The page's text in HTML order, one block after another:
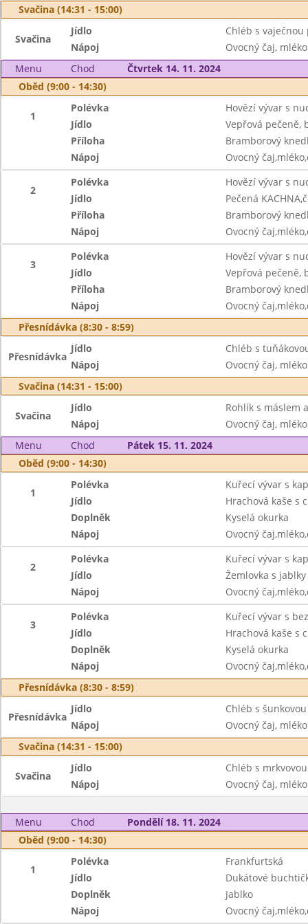
Svačina (14:31 - 15:00)
Svačina
Jídlo
Chléb s
Nápoj
Ovocný čaj, mléko
Menu
Chod
Čtvrtek 14. 11. 2024
Oběd (9:00 - 14:30)
1
Polévka
Hovězí vývar s
Jídlo
Vepřová pečeně,
Příloha
Bramborový
Nápoj
Ovocný
2
Polévka
Hovězí vývar s
Jídlo
Pečená
Příloha
Bramborový
Nápoj
Ovocný
3
Polévka
Hovězí vývar s
Jídlo
Vepřová pečeně,
Příloha
Bramborový
Nápoj
Ovocný
Přesnídávka (8:30 - 8:59)
Přesnídávka
Jídlo
Chléb s
Nápoj
Ovocný čaj, mléko
Svačina (14:31 - 15:00)
Svačina
Jídlo
Rohlík s máslem
Nápoj
Ovocný čaj, mléko
Menu
Chod
Pátek 15. 11. 2024
Oběd (9:00 - 14:30)
1
Polévka
Kuřecí vývar s
Jídlo
Hrachová kaše s
Doplněk
Kyselá okurka
Nápoj
Ovocný
2
Polévka
Kuřecí vývar s
Jídlo
Žemlovka s jablky
Nápoj
Ovocný
3
Polévka
Kuřecí vývar s
Jídlo
Hrachová kaše s
Doplněk
Kyselá okurka
Nápoj
Ovocný
Přesnídávka (8:30 - 8:59)
Přesnídávka
Jídlo
Chléb s
Nápoj
Ovocný čaj, mléko
Svačina (14:31 - 15:00)
Svačina
Jídlo
Chléb s
Nápoj
Ovocný čaj, mléko
Menu Chod
Pondělí 18. 11. 2024
Oběd (9:00 - 14:30)
1
Polévka
Frankfurtská
Jídlo
Dukátové
Doplněk
Jablko
Nápoj
Ovocný